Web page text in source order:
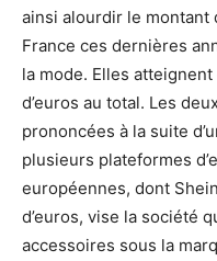
ainsi alourdir le montant
France ces dernières
la mode. Elles
d’euros au total. Les
prononcées à la suite
plusieurs plateformes
européennes, dont
d’euros, vise la société
accessoires sous la